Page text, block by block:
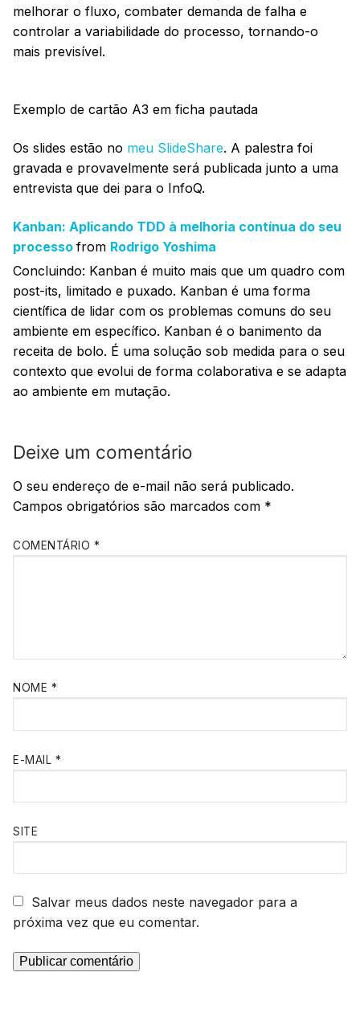
melhorar o fluxo, combater demanda de falha e
controlar a variabilidade do processo, tornando-o
mais previsível.
Exemplo de cartão A3 em ficha pautada
Os slides estão no meu SlideShare. A palestra foi
gravada e provavelmente será publicada junto a uma
entrevista que dei para o InfoQ.
Kanban: Aplicando TDD à melhoria contínua do seu
processo from Rodrigo Yoshima
Concluindo: Kanban é muito mais que um quadro com
post-its, limitado e puxado. Kanban é uma forma
científica de lidar com os problemas comuns do seu
ambiente em específico. Kanban é o banimento da
receita de bolo. É uma solução sob medida para o seu
contexto que evolui de forma colaborativa e se adapta
ao ambiente em mutação.
Deixe um comentário
O seu endereço de e-mail não será publicado.
Campos obrigatórios são marcados com *
COMENTÁRIO *
NOME *
E-MAIL *
SITE
Salvar meus dados neste navegador para a
próxima vez que eu comentar.